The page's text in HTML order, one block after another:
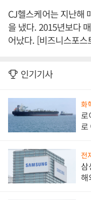
CJ헬스케어는 지난해
을 냈다. 2015년보다
어났다. [비즈니스포스
인기기사
화
로
로
전
삼
해